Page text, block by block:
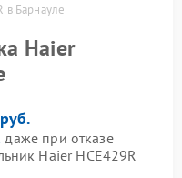
в Барнауле
Haier
даже при отказе
Haier HCE429R